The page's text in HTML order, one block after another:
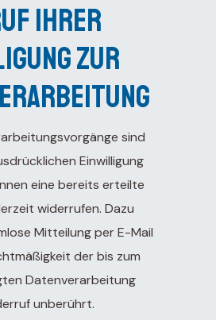
Ihrer
zur
sind
Einwilligung
eine bereits erteilte
widerrufen. Dazu
Mitteilung per E-Mail
der bis zum
Datenverarbeitung
unberührt.